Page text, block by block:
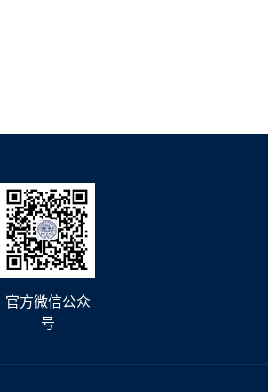
官方微信公众
号